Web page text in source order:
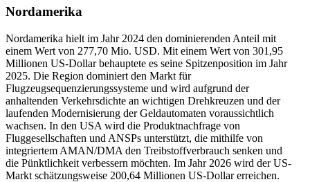
Nordamerika
Nordamerika hielt im Jahr 2024 den dominierenden Anteil mit
einem Wert von 277,70 Mio. USD. Mit einem Wert von 301,95
Millionen US-Dollar behauptete es seine Spitzenposition im Jahr
2025. Die Region dominiert den Markt für
Flugzeugsequenzierungssysteme und wird aufgrund der
anhaltenden Verkehrsdichte an wichtigen Drehkreuzen und der
laufenden Modernisierung der Geldautomaten voraussichtlich
wachsen. In den USA wird die Produktnachfrage von
Fluggesellschaften und ANSPs unterstützt, die mithilfe von
integriertem AMAN/DMA den Treibstoffverbrauch senken und
die Pünktlichkeit verbessern möchten. Im Jahr 2026 wird der US-
Markt schätzungsweise 200,64 Millionen US-Dollar erreichen.